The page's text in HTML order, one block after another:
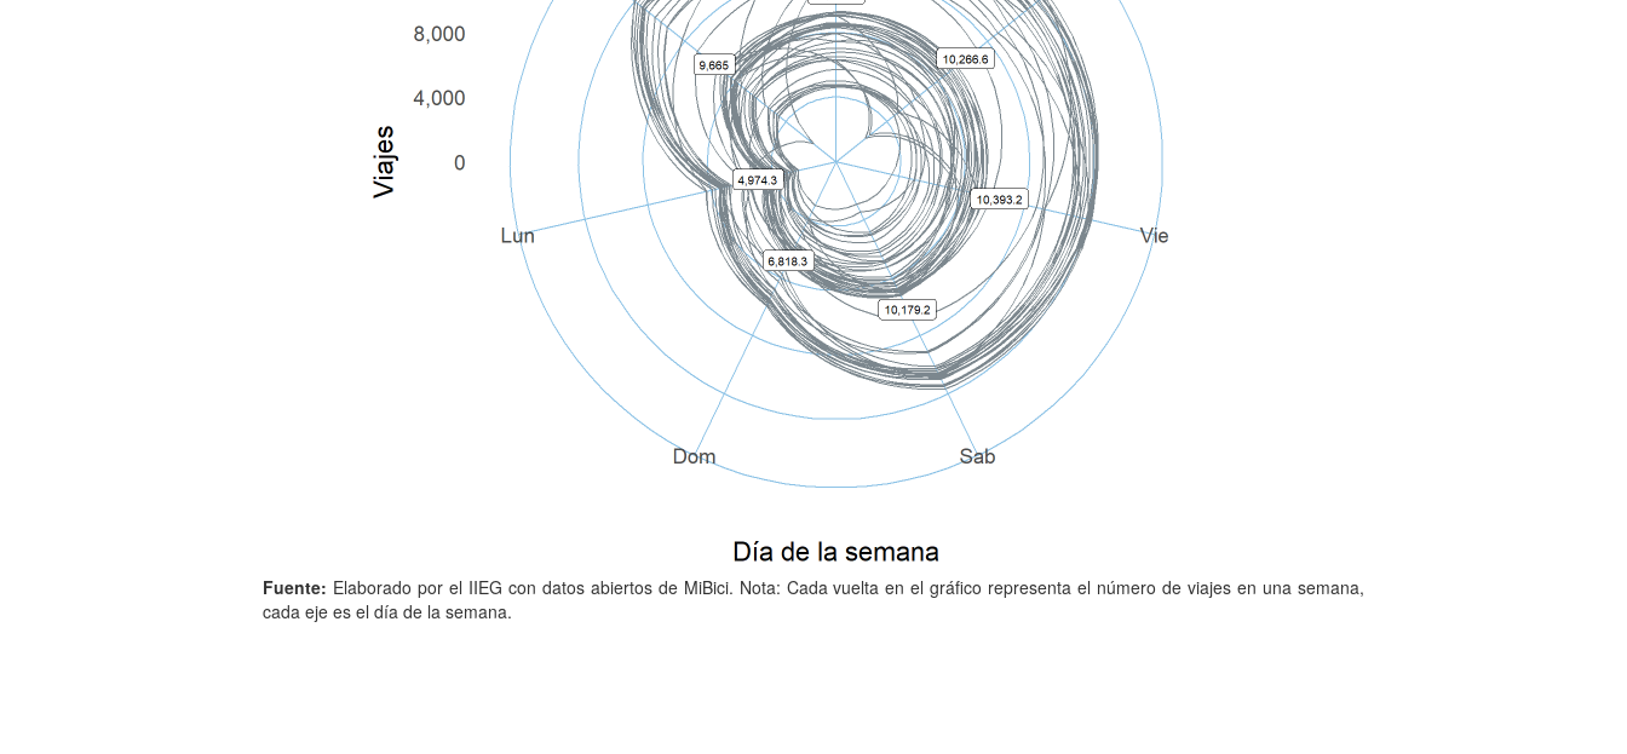
Fuente: Elaborado por el IIEG con datos abiertos de MiBici. Nota: Cada vuelta en el gráfico representa el número de viajes en una semana,
cada eje es el día de la semana.